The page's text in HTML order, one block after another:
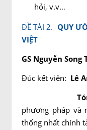
hỏi, v.v…
ĐỀ TÀI 2. QUY
VIỆT
GS Nguyễn Song
Đúc kết viên: Lê
Tóm
phương pháp và
thống nhất chính